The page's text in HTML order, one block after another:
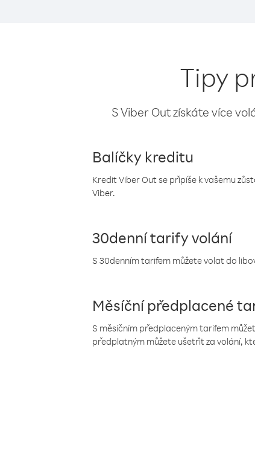
Tipy
S Viber Out získáte více
Balíčky kreditu
Kredit Viber Out se připíše k vašemu
Viber.
30denní tarify volání
S 30denním tarifem můžete volat do
Měsíční předplacené
S měsíčním předplaceným tarifem
předplatným můžete ušetřit za volání,